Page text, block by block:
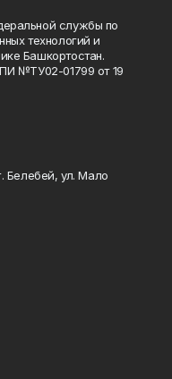
службы по
технологий и
Башкортостан.
№ТУ02-01799 от 19
Белебей, ул. Мало